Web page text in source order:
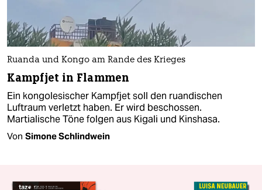
Ruanda und Kongo am Rande des Krieges
Kampfjet in Flammen
Ein kongolesischer Kampfjet soll den ruandischen
Luftraum verletzt haben. Er wird beschossen.
Martialische Töne folgen aus Kigali und Kinshasa.
Von Simone Schlindwein